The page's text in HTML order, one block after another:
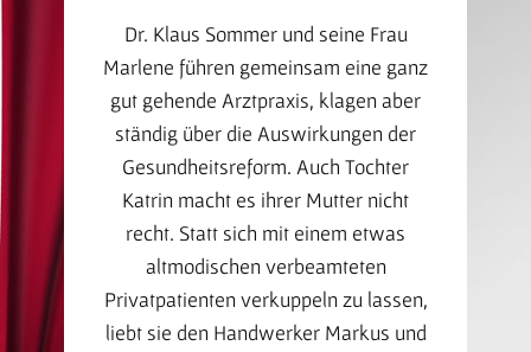
Dr. Klaus Sommer und seine Frau
Marlene führen gemeinsam eine ganz
gut gehende Arztpraxis, klagen aber
ständig über die Auswirkungen der
Gesundheitsreform. Auch Tochter
Katrin macht es ihrer Mutter nicht
recht. Statt sich mit einem etwas
altmodischen verbeamteten
Privatpatienten verkuppeln zu lassen,
liebt sie den Handwerker Markus und